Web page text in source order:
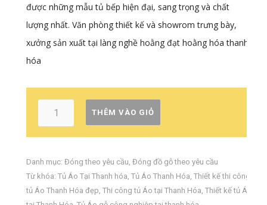
được những mẫu tủ bếp hiện đại, sang trọng và chất
lượng nhất. Văn phòng thiết kế và showrom trưng bày,
xưởng sản xuất tại làng nghề hoằng đạt hoằng hóa thanh
hóa
THÊM VÀO GIỎ
Danh mục: Đóng theo yêu cầu, Đóng đồ gỗ theo yêu cầu
Từ khóa: Tủ Áo Tại Thanh hóa, Tủ Áo Thanh Hóa, Thiết kế thi công
tủ Áo Thanh Hóa đẹp, Thi công tủ Áo tại Thanh Hóa, Thiết kế tủ Áo